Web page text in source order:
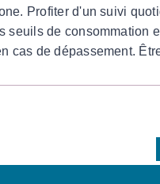
Profiter d'un suivi
seuils de consommation
cas de dépassement.